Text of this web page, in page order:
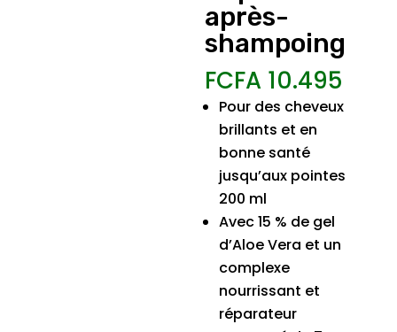
après-
shampoing
FCFA 10.495
Pour des cheveux
brillants et en
bonne santé
jusqu’aux pointes
200 ml
Avec 15 % de gel
d’Aloe Vera et un
complexe
nourrissant et
réparateur